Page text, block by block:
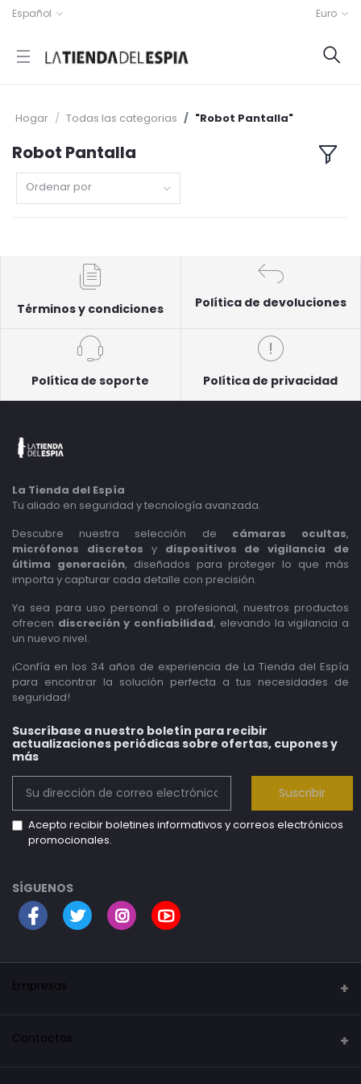
Español Euro
Hogar Todas las categorias "Robot Pantalla"
Robot Pantalla
Ordenar por
Términos y condiciones Política de devoluciones
Política de soporte Política de privacidad
La Tienda del Espía
Tu aliado en seguridad y tecnología avanzada.
Descubre nuestra selección de cámaras ocultas,
micrófonos discretos y dispositivos de vigilancia de
última generación, diseñados para proteger lo que más
importa y capturar cada detalle con precisión.
Ya sea para uso personal o profesional, nuestros productos
ofrecen discreción y confiabilidad, elevando la vigilancia a
un nuevo nivel.
¡Confía en los 34 años de experiencia de La Tienda del Espía
para encontrar la solución perfecta a tus necesidades de
seguridad!
Suscríbase a nuestro boletín para recibir
actualizaciones periódicas sobre ofertas, cupones y
más
Suscribir
Acepto recibir boletines informativos y correos electrónicos
promocionales.
SÍGUENOS
Empresas
Security Mark
Contactos